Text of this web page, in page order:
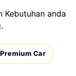
Kebutuhan anda
Premium Car